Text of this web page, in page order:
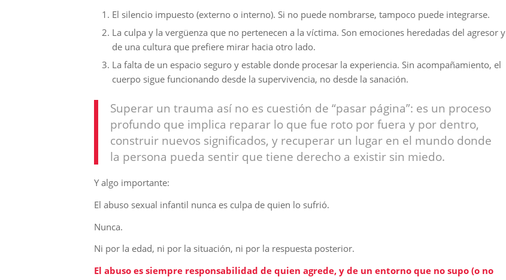
El silencio impuesto (externo o interno). Si no puede nombrarse, tampoco puede integrarse.
La culpa y la vergüenza que no pertenecen a la víctima. Son emociones heredadas del agresor y
de una cultura que prefiere mirar hacia otro lado.
La falta de un espacio seguro y estable donde procesar la experiencia. Sin acompañamiento, el
cuerpo sigue funcionando desde la supervivencia, no desde la sanación.
Superar un trauma así no es cuestión de “pasar página”: es un proceso
profundo que implica reparar lo que fue roto por fuera y por dentro,
construir nuevos significados, y recuperar un lugar en el mundo donde
la persona pueda sentir que tiene derecho a existir sin miedo.
Y algo importante:
El abuso sexual infantil nunca es culpa de quien lo sufrió.
Nunca.
Ni por la edad, ni por la situación, ni por la respuesta posterior.
El abuso es siempre responsabilidad de quien agrede, y de un entorno que no supo (o no